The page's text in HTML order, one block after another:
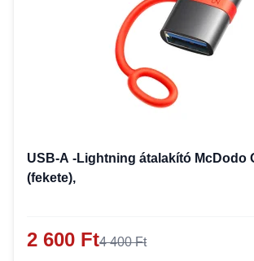
USB-A -Lightning átalakító McDodo
(fekete),
2 600 Ft4 400 Ft